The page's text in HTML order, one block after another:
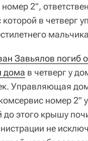
2",
в четверг
Завьялов погиб
дома в четверг у
Управляющая
номер 2"
до этого крышу
не